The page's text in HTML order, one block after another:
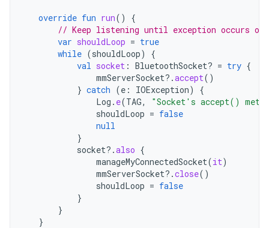
override fun run()
{
// Keep listening until exception occurs
var shouldLoop = true
while (shouldLoop)
{
val socket : BluetoothSocket? = try {
mmServerSocket?.accept()
} catch (e : IOException)
{
Log . e(TAG,
"Socket's accept()
shouldLoop = false
null
}
socket?.also {
manageMyConnectedSocket(it)
mmServerSocket?.close()
shouldLoop = false
}
}
}